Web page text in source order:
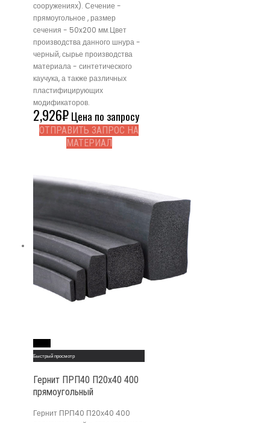
сооружениях). Сечение -
прямоугольное , размер
сечения - 50x200 мм.Цвет
производства данного шнура -
черный, сырье производства
материала - синтетического
каучука, а также различных
пластифицирующих
модификаторов.
2,926₽Цена по запросу
ОТПРАВИТЬ ЗАПРОС НА
МАТЕРИАЛ
Быстрый просмотр
Гернит ПРП40 П20х40 400
прямоугольный
Гернит ПРП40 П20х40 400